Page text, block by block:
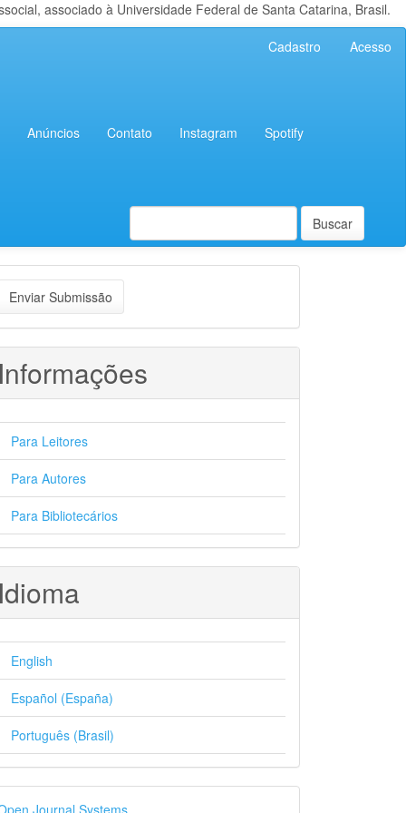
associado à Universidade Federal de Santa Catarina, Brasil.
Cadastro Acesso
Anúncios Contato Instagram Spotify
Buscar
Enviar Submissão
Para Leitores
Para Autores
Para Bibliotecários
English
Español (España)
Português (Brasil)
Journal Systems